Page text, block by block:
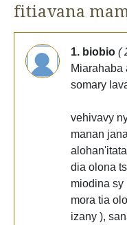
fitiavana
1. biobio (
Miarahaba
somary
vehivavy
manan
dia olona
miodina sy
mora tia
izany ),